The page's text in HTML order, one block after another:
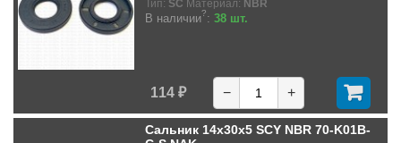
Тип: SC Материал: NBR
В наличии?: 38 шт.
114 ₽ − +
Сальник 14x30x5 SCY NBR 70-K01B-